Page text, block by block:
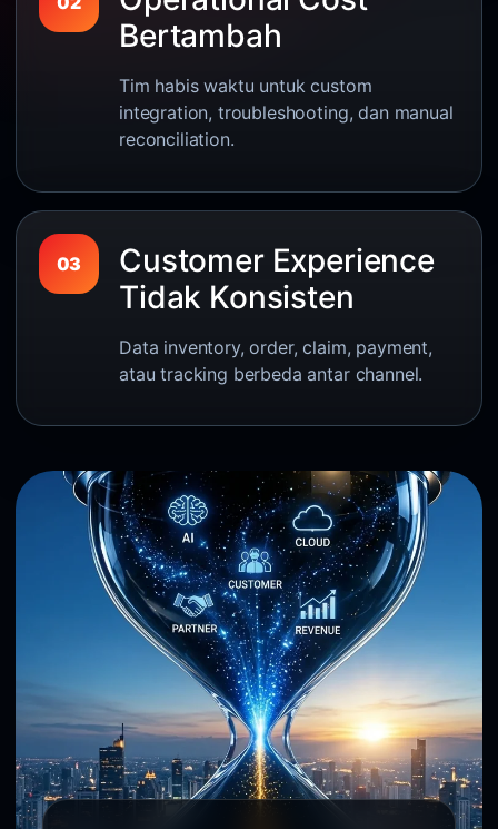
Bertambah
Tim habis waktu untuk custom
integration, troubleshooting, dan manual
reconciliation.
03
Customer Experience
Tidak Konsisten
Data inventory, order, claim, payment,
atau tracking berbeda antar channel.